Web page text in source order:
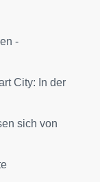
-
City: In der
sich von